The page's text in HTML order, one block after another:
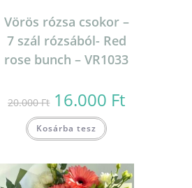
Vörös rózsa csokor –
7 szál rózsából- Red
rose bunch – VR1033
20.000Ft
Original
price
was:
20.000 Ft.
16.000 FtCurrent
price
Kosárba tesz